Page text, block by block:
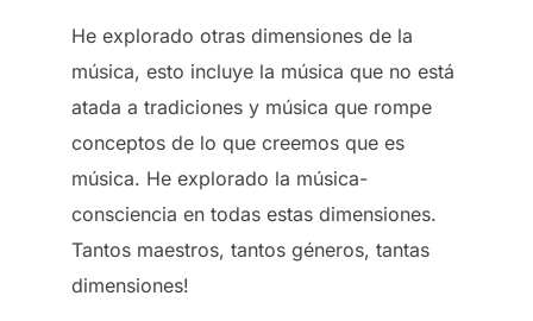
He explorado otras dimensiones de la
música, esto incluye la música que no está
atada a tradiciones y música que rompe
conceptos de lo que creemos que es
música. He explorado la música-
consciencia en todas estas dimensiones.
Tantos maestros, tantos géneros, tantas
dimensiones!